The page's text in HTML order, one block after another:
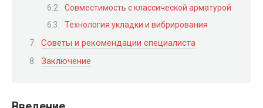
Совместимость с классической арматурой
Технология укладки и вибрирования
Советы и рекомендации специалиста
Заключение